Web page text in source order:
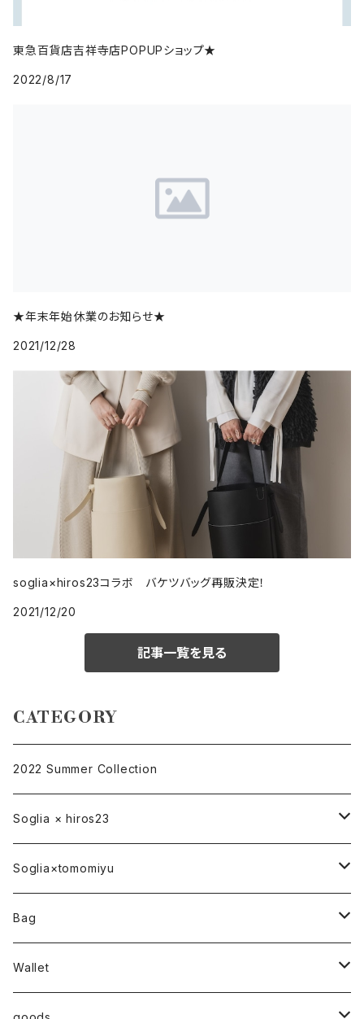
東急百貨店吉祥寺店POPUPショップ★
2022/8/17
★年末年始休業のお知らせ★
2021/12/28
soglia×hiros23コラボ バケツバッグ再販決定！
2021/12/20
記事一覧を見る
CATEGORY
2022 Summer Collection
Soglia × hiros23
バッグ
ポーチ
ベルト
Soglia×tomomiyu
bag
Bag
ハンドバッグ
Wallet